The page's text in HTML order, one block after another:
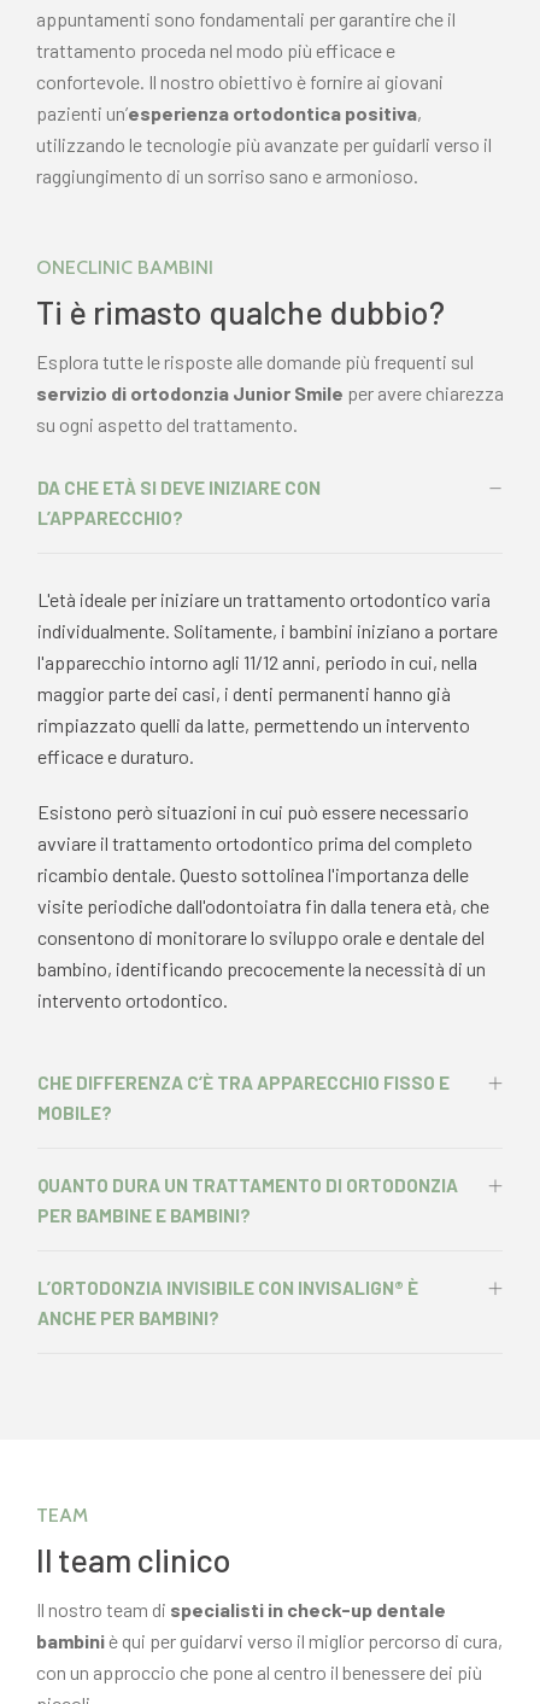
appuntamenti sono fondamentali per garantire che il
trattamento proceda nel modo più efficace e
confortevole. Il nostro obiettivo è fornire ai giovani
pazienti un’esperienza ortodontica positiva,
utilizzando le tecnologie più avanzate per guidarli verso il
raggiungimento di un sorriso sano e armonioso.
ONECLINIC BAMBINI
Ti è rimasto qualche dubbio?
Esplora tutte le risposte alle domande più frequenti sul
servizio di ortodonzia Junior Smile per avere chiarezza
su ogni aspetto del trattamento.
DA CHE ETÀ SI DEVE INIZIARE CON
L’APPARECCHIO?
L'età ideale per iniziare un trattamento ortodontico varia
individualmente. Solitamente, i bambini iniziano a portare
l'apparecchio intorno agli 11/12 anni, periodo in cui, nella
maggior parte dei casi, i denti permanenti hanno già
rimpiazzato quelli da latte, permettendo un intervento
efficace e duraturo.
Esistono però situazioni in cui può essere necessario
avviare il trattamento ortodontico prima del completo
ricambio dentale. Questo sottolinea l'importanza delle
visite periodiche dall'odontoiatra fin dalla tenera età, che
consentono di monitorare lo sviluppo orale e dentale del
bambino, identificando precocemente la necessità di un
intervento ortodontico.
CHE DIFFERENZA C’È TRA APPARECCHIO FISSO E
MOBILE?
QUANTO DURA UN TRATTAMENTO DI ORTODONZIA
PER BAMBINE E BAMBINI?
L’ORTODONZIA INVISIBILE CON INVISALIGN® È
ANCHE PER BAMBINI?
TEAM
Il team clinico
Il nostro team di specialisti in check-up dentale
bambini è qui per guidarvi verso il miglior percorso di cura,
con un approccio che pone al centro il benessere dei più